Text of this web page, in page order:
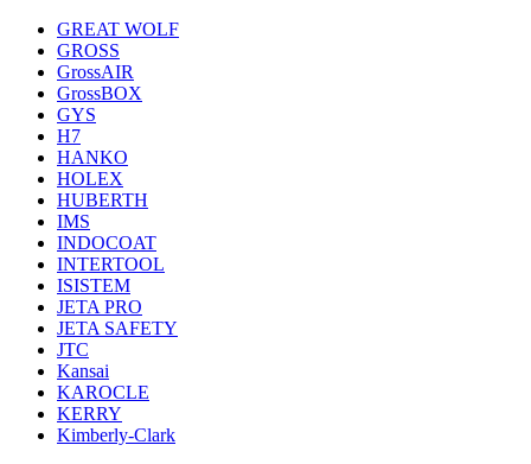
GREAT WOLF
GROSS
GrossAIR
GrossBOX
GYS
H7
HANKO
HOLEX
HUBERTH
IMS
INDOCOAT
INTERTOOL
ISISTEM
JETA PRO
JETA SAFETY
JTC
Kansai
KAROCLE
KERRY
Kimberly-Clark